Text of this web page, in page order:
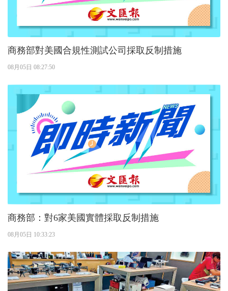
商務部對美國合規性測試公司採取反制措施
08月05日 08:27:50
商務部：對6家美國實體採取反制措施
08月05日 10:33:23